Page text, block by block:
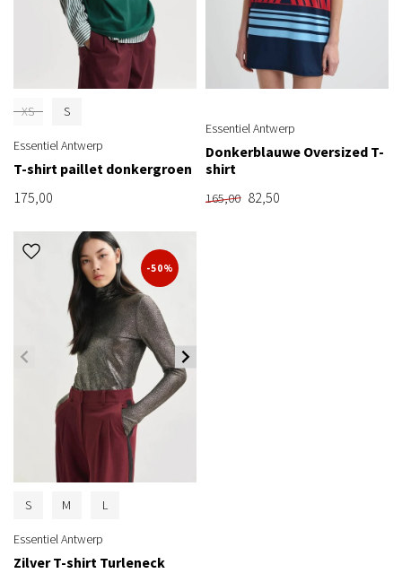
XS S
Essentiel Antwerp
T-shirt paillet donkergroen
175,00
Essentiel Antwerp
Donkerblauwe Oversized T-
shirt
165,00 82,50
-50%
S M L
Essentiel Antwerp
Zilver T-shirt Turleneck